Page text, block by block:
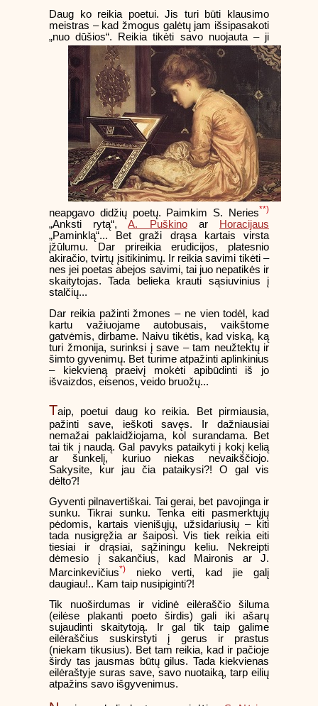
Daug ko reikia poetui. Jis turi būti klausimo
meistras – kad žmogus galėtų jam išsipasakoti
„nuo dūšios“.
Reikia tikėti savo nuojauta – ji
neapgavo didžių poetų. Paimkim S. Neries**)
„Anksti rytą“,A. Puškinoar
Horacijaus
„Paminklą“... Bet graži drąsa kartais virsta
įžūlumu. Dar prireikia erudicijos, platesnio
akiračio, tvirtų įsitikinimų. Ir reikia savimi tikėti –
nes jei poetas abejos savimi, tai juo nepatikės ir
skaitytojas. Tada belieka krauti sąsiuvinius į
stalčių...
Dar reikia pažinti žmones – ne vien todėl, kad
kartu važiuojame autobusais, vaikštome
gatvėmis, dirbame. Naivu tikėtis, kad viską, ką
turi žmonija, surinksi į save – tam neužtektų ir
šimto gyvenimų. Bet turime atpažinti aplinkinius
– kiekvieną praeivį mokėti apibūdinti iš jo
išvaizdos, eisenos, veido bruožų...
Taip, poetui daug ko reikia. Bet pirmiausia,
pažinti save, ieškoti savęs. Ir dažniausiai
nemažai paklaidžiojama, kol surandama. Bet
tai tik į naudą. Gal pavyks pataikyti į kokį kelią
ar šunkelį, kuriuo niekas nevaikščiojo.
Sakysite, kur jau čia pataikysi?! O gal vis
dėlto?!
Gyventi pilnavertiškai. Tai gerai, bet pavojinga ir
sunku. Tikrai sunku. Tenka eiti pasmerktųjų
pėdomis, kartais vienišųjų, užsidariusių – kiti
tada nusigręžia ar šaiposi. Vis tiek reikia eiti
tiesiai ir drąsiai, sąžiningu keliu. Nekreipti
dėmesio į sakančius, kad Maironis ar J.
Marcinkevičius*) nieko verti, kad jie galį
daugiau!.. Kam taip nusipiginti?!
Tik nuoširdumas ir vidinė eilėraščio šiluma
(eilėse plakanti poeto širdis) gali iki ašarų
sujaudinti skaitytoją. Ir gal tik taip galime
eilėraščius suskirstyti į gerus ir prastus
(niekam tikusius). Bet tam reikia, kad ir pačioje
širdy tas jausmas būtų gilus. Tada kiekvienas
eilėraštyje suras save, savo nuotaiką, tarp eilių
atpažins savo išgyvenimus.